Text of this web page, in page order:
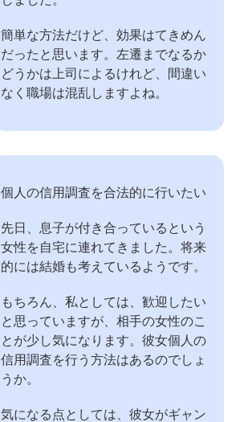
簡単な方法だけど、効果はてきめん
だったと思います。左遷までなるか
どうかは上司によるけれど、間違い
なく職場は混乱しますよね。
個人の信用調査を合法的に行いたい
先日、息子が付き合っているという
女性を自宅に連れてきました。将来
的には結婚も考えているようです。
もちろん、私としては、歓迎したい
と思っていますが、相手の女性のこ
とが少し気になります。彼女個人の
信用調査を行う方法はあるのでしょ
うか。
気になる点としては、彼女がギャン